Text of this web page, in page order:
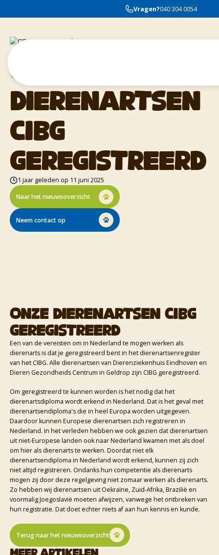
Vragen?040 304 0054
Onze
dierenartsen
CIBG
geregistreerd
1 jaar geleden op 11 juni 2025
Naar het nieuwsoverzicht
Neem contact op
Onze dierenartsen CIBG
geregistreerd
Een van de vereisten om in Nederland te mogen werken als
dierenarts is dat je geregistreerd bent in het dierenartsenregister
van het CIBG. Alle dierenartsen van Dierenziekenhuis Eindhoven en
Dieren Gezondheids Centrum in Geldrop zijn CIBG geregistreerd.
Om geregistreerd te kunnen worden is het nodig dat het
dierenartsdiploma wordt erkend in Nederland. Dat is het geval met
dierenartsendiploma's die in heel Europa worden uitgegeven.
Daardoor kunnen Europese dierenartsen zich registreren in
Nederland. In het verleden hebben we ook gezien dat dierenartsen
uit niet-Europese landen ook naar Nederland kwamen met als doel
om hier als dierenarts te werken. Doordat niet elk
dierenartsendiploma in Nederland wordt erkend, kunnen zij zich
niet altijd registreren. Ondanks hun competentie als dierenarts
mogen zij door deze regelgeving niet zomaar werken als dierenarts.
Zo hebben wij dierenartsen uit Oekraïne, Zuid-Afrika, Brazilië en
voormalig Joegoslavië moeten afwijzen, vanwege het ontbreken van
hun registratie. Dat doet echter niets af aan hun kennis en kunde.
Terug naar het nieuwsoverzicht